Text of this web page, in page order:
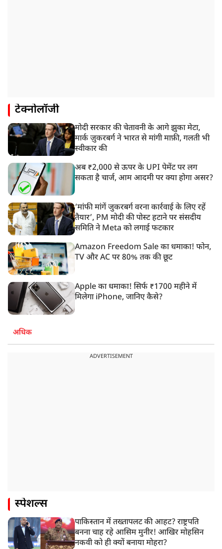
टेक्नोलॉजी
मोदी सरकार की चेतावनी के आगे झुका मेटा,
मार्क ज़ुकरबर्ग ने भारत से मांगी माफ़ी, गलती भी
स्वीकार की
अब ₹2,000 से ऊपर के UPI पेमेंट पर लग
सकता है चार्ज, आम आदमी पर क्या होगा असर?
‘मांफी मांगें जुकरबर्ग वरना कार्रवाई के लिए रहें
तैयार’, PM मोदी की पोस्ट हटाने पर संसदीय
समिति ने Meta को लगाई फटकार
Amazon Freedom Sale का धमाका! फोन,
TV और AC पर 80% तक की छूट
Apple का धमाका! सिर्फ ₹1700 महीने में
मिलेगा iPhone, जानिए कैसे?
अधिक
ADVERTISEMENT
स्पेशल्स
पाकिस्तान में तख्तापलट की आहट? राष्ट्रपति
बनना चाह रहे आसिम मुनीर! आखिर मोहसिन
नकवी को ही क्यों बनाया मोहरा?